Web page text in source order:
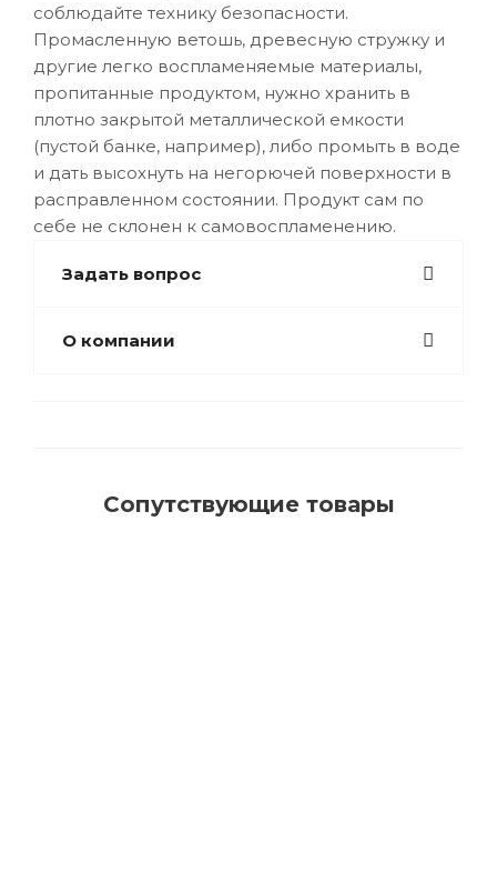
соблюдайте технику безопасности.
Промасленную ветошь, древесную стружку и
другие легко воспламеняемые материалы,
пропитанные продуктом, нужно хранить в
плотно закрытой металлической емкости
(пустой банке, например), либо промыть в воде
и дать высохнуть на негорючей поверхности в
расправленном состоянии. Продукт сам по
себе не склонен к самовоспламенению.
Задать вопрос
О компании
Сопутствующие товары